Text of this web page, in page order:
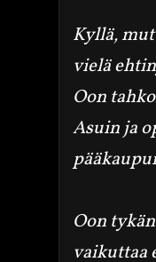
Kyllä,
vielä
Oon
Asuin ja
Oon
vaikuttaa